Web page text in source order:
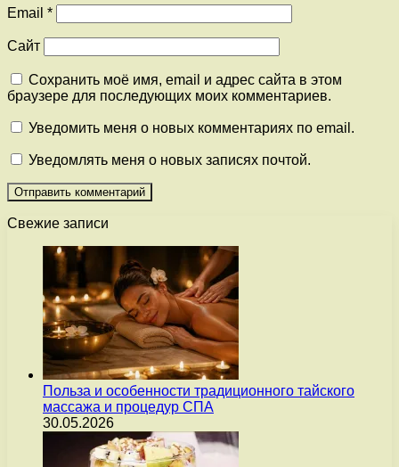
Email *
Сайт
Сохранить моё имя, email и адрес сайта в этом
браузере для последующих моих комментариев.
Уведомить меня о новых комментариях по email.
Уведомлять меня о новых записях почтой.
Свежие записи
Польза и особенности традиционного тайского
массажа и процедур СПА
30.05.2026